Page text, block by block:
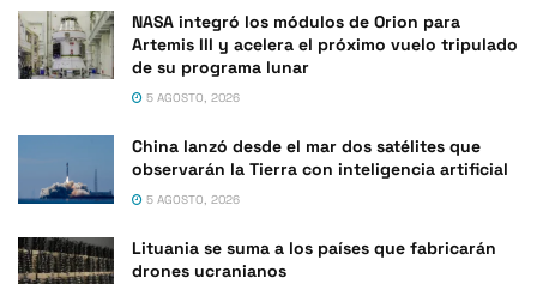
NASA integró los módulos de Orion para
Artemis III y acelera el próximo vuelo tripulado
de su programa lunar
5 AGOSTO, 2026
China lanzó desde el mar dos satélites que
observarán la Tierra con inteligencia artificial
5 AGOSTO, 2026
Lituania se suma a los países que fabricarán
drones ucranianos